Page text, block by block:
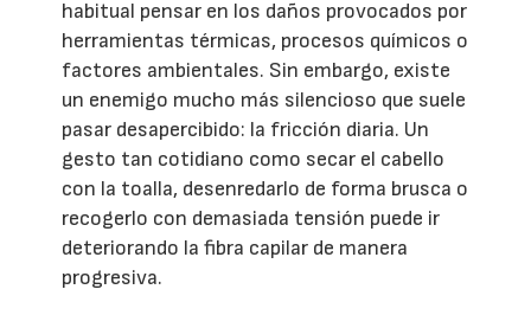
habitual pensar en los daños provocados por
herramientas térmicas, procesos químicos o
factores ambientales. Sin embargo, existe
un enemigo mucho más silencioso que suele
pasar desapercibido: la fricción diaria. Un
gesto tan cotidiano como secar el cabello
con la toalla, desenredarlo de forma brusca o
recogerlo con demasiada tensión puede ir
deteriorando la fibra capilar de manera
progresiva.